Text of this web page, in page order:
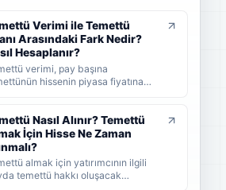
Verimi ile Temettü
Arasındaki Fark Nedir?
Hesaplanır?
verimi, pay başına
hissenin piyasa fiyatına
gösterir. KAP'ta görülen
payı oranı ise çoğunlukla 1 TL
değere göre hesaplanan ayrı
Bu rehberde temettü
dağıtım oranı ve KAP temettü
arasındaki farkları formüller ve
Nasıl Alınır? Temettü
İçin Hisse Ne Zaman
almak için yatırımcının ilgili
temettü hakkı oluşacak